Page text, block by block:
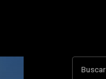
Buscar